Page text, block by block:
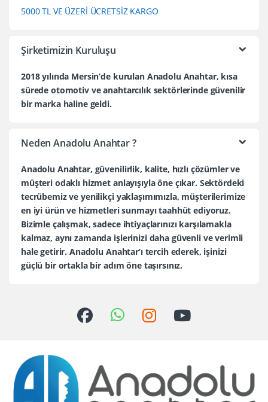
5000 TL VE ÜZERİ ÜCRETSİZ KARGO
Şirketimizin Kuruluşu
2018 yılında Mersin’de kurulan Anadolu Anahtar, kısa
sürede otomotiv ve anahtarcılık sektörlerinde güvenilir
bir marka haline geldi.
Neden Anadolu Anahtar ?
Anadolu Anahtar, güvenilirlik, kalite, hızlı çözümler ve
müşteri odaklı hizmet anlayışıyla öne çıkar. Sektördeki
tecrübemiz ve yenilikçi yaklaşımımızla, müşterilerimize
en iyi ürün ve hizmetleri sunmayı taahhüt ediyoruz.
Bizimle çalışmak, sadece ihtiyaçlarınızı karşılamakla
kalmaz, aynı zamanda işlerinizi daha güvenli ve verimli
hale getirir. Anadolu Anahtar’ı tercih ederek, işinizi
güçlü bir ortakla bir adım öne taşırsınız.